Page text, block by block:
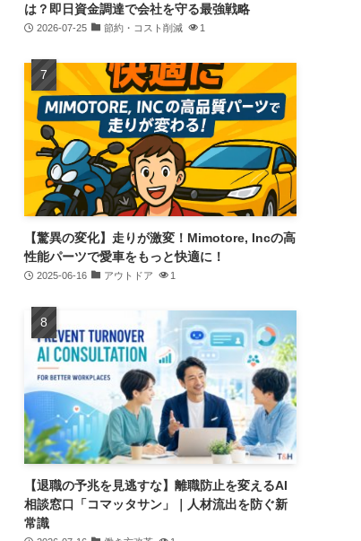
は？即日資金調達で会社を守る最強戦略
2026-07-25 節約・コスト削減 1
【驚異の変化】走りが激変！Mimotore, Incの高
性能パーツで愛車をもっと快適に！
2025-06-16 アウトドア 1
【退職の予兆を見逃すな】離職防止を変えるAI
相談窓口「コマッタサン」｜人材流出を防ぐ新
常識